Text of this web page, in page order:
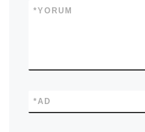
YORUM
*
AD
*